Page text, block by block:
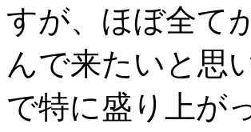
すが、ほぼ全て
んで来たいと思
で特に盛り上が